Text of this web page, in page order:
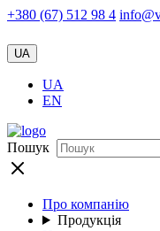
+380 (67) 512 98 4
UA
UA
EN
Пошук
Про компанію
Продукція